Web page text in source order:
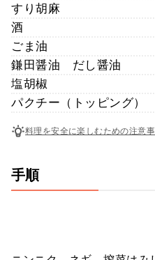
すり胡麻
酒
ごま油
鎌田醤油 だし醤油
塩胡椒
パクチー（トッピング）
料理を安全に楽しむための注意
手順